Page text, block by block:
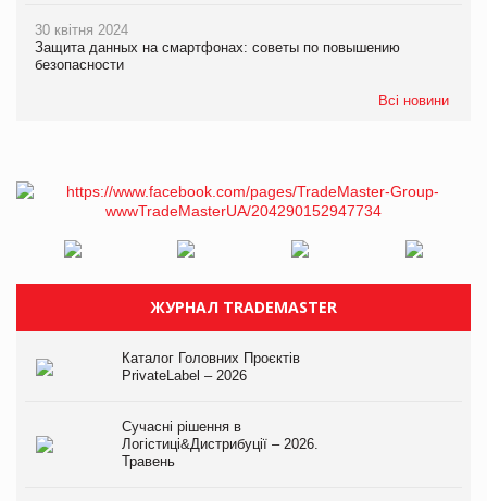
30 квітня 2024
Защита данных на смартфонах: советы по повышению
безопасности
Всі новини
ЖУРНАЛ TRADEMASTER
Каталог Головних Проєктів
PrivateLabel – 2026
Сучасні рішення в
Логістиці&Дистрибуції – 2026.
Травень